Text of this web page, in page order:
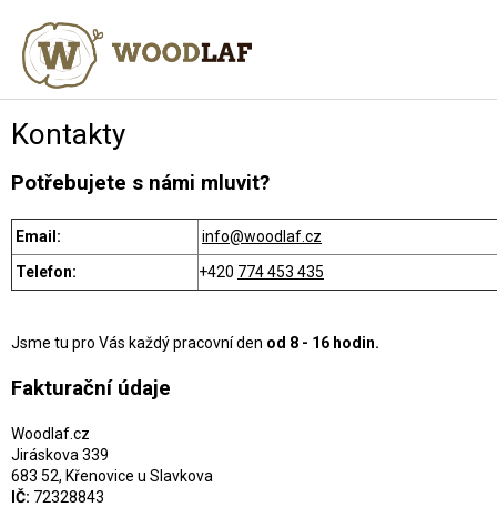
obsah
Kontakty
Potřebujete s námi mluvit?
Email:
info@woodlaf.cz
Telefon:
+420 774 453 435
Jsme tu pro Vás každý pracovní den od 8 - 16 hodin.
Fakturační údaje
Woodlaf.cz
Jiráskova 339
683 52, Křenovice u Slavkova
IČ: 72328843